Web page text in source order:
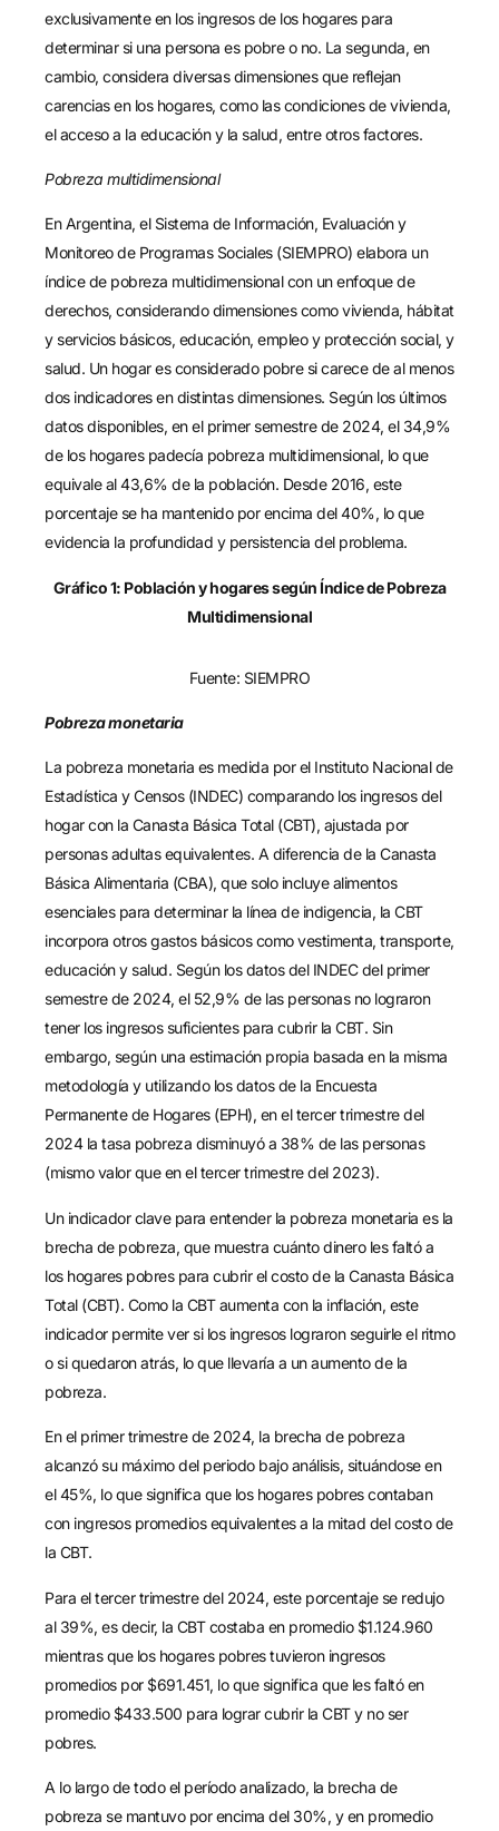
exclusivamente en los ingresos de los hogares para
determinar si una persona es pobre o no. La segunda, en
cambio, considera diversas dimensiones que reflejan
carencias en los hogares, como las condiciones de vivienda,
el acceso a la educación y la salud, entre otros factores.
Pobreza multidimensional
En Argentina, el Sistema de Información, Evaluación y
Monitoreo de Programas Sociales (SIEMPRO) elabora un
índice de pobreza multidimensional con un enfoque de
derechos, considerando dimensiones como vivienda, hábitat
y servicios básicos, educación, empleo y protección social, y
salud. Un hogar es considerado pobre si carece de al menos
dos indicadores en distintas dimensiones. Según los últimos
datos disponibles, en el primer semestre de 2024, el 34,9%
de los hogares padecía pobreza multidimensional, lo que
equivale al 43,6% de la población. Desde 2016, este
porcentaje se ha mantenido por encima del 40%, lo que
evidencia la profundidad y persistencia del problema.
Gráfico 1: Población y hogares según Índice de Pobreza
Multidimensional
Fuente: SIEMPRO
Pobreza monetaria
La pobreza monetaria es medida por el Instituto Nacional de
Estadística y Censos (INDEC) comparando los ingresos del
hogar con la Canasta Básica Total (CBT), ajustada por
personas adultas equivalentes. A diferencia de la Canasta
Básica Alimentaria (CBA), que solo incluye alimentos
esenciales para determinar la línea de indigencia, la CBT
incorpora otros gastos básicos como vestimenta, transporte,
educación y salud. Según los datos del INDEC del primer
semestre de 2024, el 52,9% de las personas no lograron
tener los ingresos suficientes para cubrir la CBT. Sin
embargo, según una estimación propia basada en la misma
metodología y utilizando los datos de la Encuesta
Permanente de Hogares (EPH), en el tercer trimestre del
2024 la tasa pobreza disminuyó a 38% de las personas
(mismo valor que en el tercer trimestre del 2023).
Un indicador clave para entender la pobreza monetaria es la
brecha de pobreza, que muestra cuánto dinero les faltó a
los hogares pobres para cubrir el costo de la Canasta Básica
Total (CBT). Como la CBT aumenta con la inflación, este
indicador permite ver si los ingresos lograron seguirle el ritmo
o si quedaron atrás, lo que llevaría a un aumento de la
pobreza.
En el primer trimestre de 2024, la brecha de pobreza
alcanzó su máximo del periodo bajo análisis, situándose en
el 45%, lo que significa que los hogares pobres contaban
con ingresos promedios equivalentes a la mitad del costo de
la CBT.
Para el tercer trimestre del 2024, este porcentaje se redujo
al 39%, es decir, la CBT costaba en promedio $1.124.960
mientras que los hogares pobres tuvieron ingresos
promedios por $691.451, lo que significa que les faltó en
promedio $433.500 para lograr cubrir la CBT y no ser
pobres.
A lo largo de todo el período analizado, la brecha de
pobreza se mantuvo por encima del 30%, y en promedio